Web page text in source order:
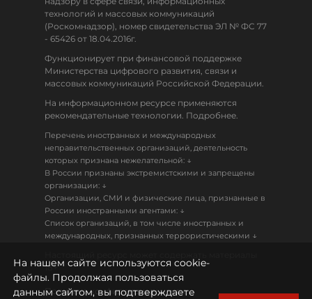
технологий и массовых коммуникаций
(Роскомнадзор), номер свидетельства ЭЛ № ФС 77
- 65426 от 18.04.2016г.
Функционирует при финансовой поддержке
Министерства цифрового развития, связи и
массовых коммуникаций Российской Федерации.
На информационном ресурсе применяются
рекомендательные технологии. Подробнее.
Перечень иностранных и международных
неправительственных организаций, деятельность
которых признана нежелательной: ↓
В России признаны экстремистскими и запрещены
организации: ↓
Организации, СМИ и физические лица, признанные в
России иностранными агентами: ↓
Список организаций, в том числе иностранных и
международных, признанных террористическими ↓
18+
Политика конфиденциальности
На нашем сайте используются cookie-
файлы. Продолжая пользоваться
данным сайтом, вы подтверждаете